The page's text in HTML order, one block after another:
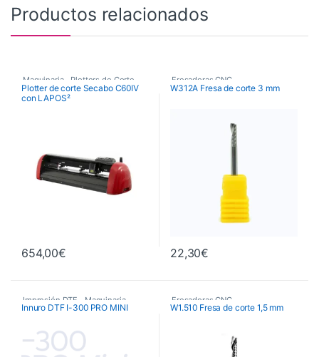
Productos relacionados
Maquinaria Plotters de Corte
Plotters de Corte Secabo
Plotter de corte Secabo C60IV
con LAPOS²
654,00€
Fresadoras CNC
W312A Fresa de corte 3 mm
22,30€
Impresión DTF Maquinaria
Plotters de impresión DTF Innuro
Innuro DTF I-300 PRO MINI
Fresadoras CNC
W1.510 Fresa de corte 1,5 mm